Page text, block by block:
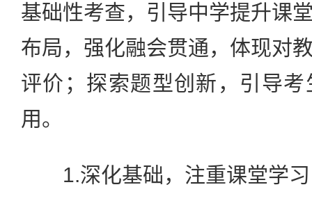
基础性考查，引导中学提升课
布局，强化融会贯通，体现对
评价；探索题型创新，引导
用。
1.深化基础，注重课堂学习